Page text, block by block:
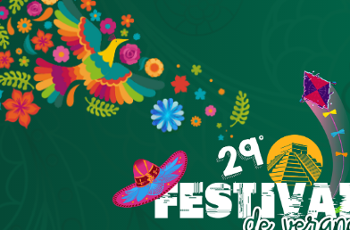
Pasar al contenido principal